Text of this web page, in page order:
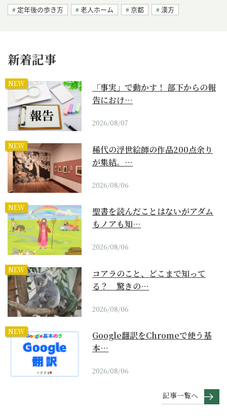
定年後の歩き方
老人ホーム 京都 漢方
新着記事
NEW
「事実」で動かす！ 部下からの報
告におけ…
2026/08/07
NEW
稀代の浮世絵師の作品200点余り
が集結。…
2026/08/06
NEW
聖書を読んだことはないがアダム
もノアも知…
2026/08/06
NEW
コアラのこと、どこまで知って
る？ 驚きの…
2026/08/06
NEW
Google翻訳をChromeで使う基
本…
2026/08/06
記事一覧へ